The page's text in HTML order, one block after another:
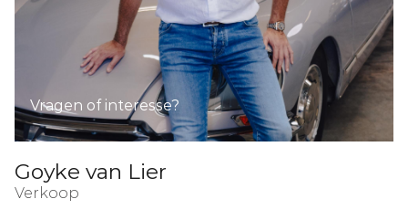
Vragen of interesse?
Goyke van Lier
Verkoop